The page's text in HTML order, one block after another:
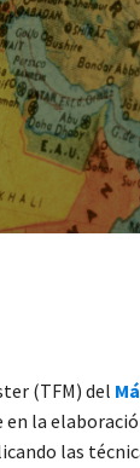
(TFM) del
la
las